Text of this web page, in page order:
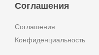
Соглашения
Соглашения
Конфиденциальность